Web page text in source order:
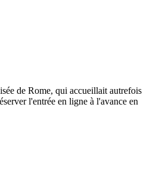
de Rome, qui accueillait autrefois
l'entrée en ligne à l'avance en